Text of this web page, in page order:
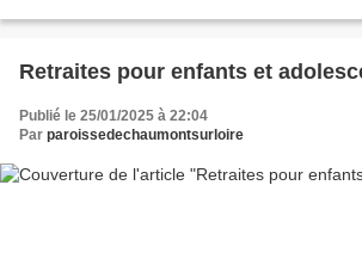
Retraites pour enfants et
Publié le 25/01/2025 à 22:04
Par paroissedechaumontsurloire